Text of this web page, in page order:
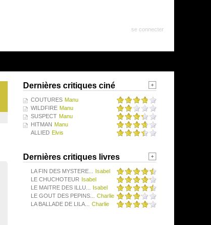
se connecter
Dernières critiques ciné
COUTURES Manu
WILDFIRE Manu
SUSPECT Manu
HITMAN Manu
ALLIED Elvis
Dernières critiques livres
LA FIN DES MYSTERE...
Isabel
LE CHUCHOTEUR Isabel
LE MAITRE DES ILLU...
Isabel
LE GOUT DES PEPINS...
Charlie
LA BALLADE DE LILA...
Charlie